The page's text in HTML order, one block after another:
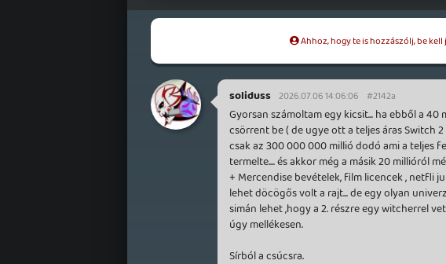
Ahhoz, hogy te is hozzászólj, be
soliduss 2026.07.06 14:06:06 #2142a
Gyorsan számoltam egy kicsit... ha ebből a
csörrent be ( de ugye ott a teljes áras Switch
csak az 300 000 000 millió dodó ami a teljes
termelte.... és akkor még a másik 20 millióról
+ Mercendise bevételek, film licencek , netfli
lehet döcögős volt a rajt... de egy olyan
simán lehet ,hogy a 2. részre egy witcherrel
úgy mellékesen.
Sírból a csúcsra.